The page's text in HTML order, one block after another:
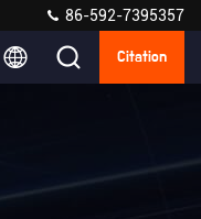
86-592-7395357
Citation